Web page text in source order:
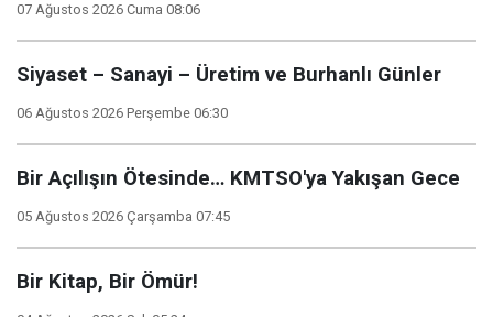
07 Ağustos 2026 Cuma 08:06
Siyaset – Sanayi – Üretim ve Burhanlı Günler
06 Ağustos 2026 Perşembe 06:30
Bir Açılışın Ötesinde… KMTSO'ya Yakışan Gece
05 Ağustos 2026 Çarşamba 07:45
Bir Kitap, Bir Ömür!